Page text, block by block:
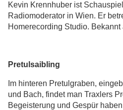
Kevin Krennhuber ist
Radiomoderator in Wien. Er
Homerecording Studio. Bekannt
Pretulsaibling
Im hinteren Pretulgraben,
und Bach, findet man Traxlers
Begeisterung und Gespür